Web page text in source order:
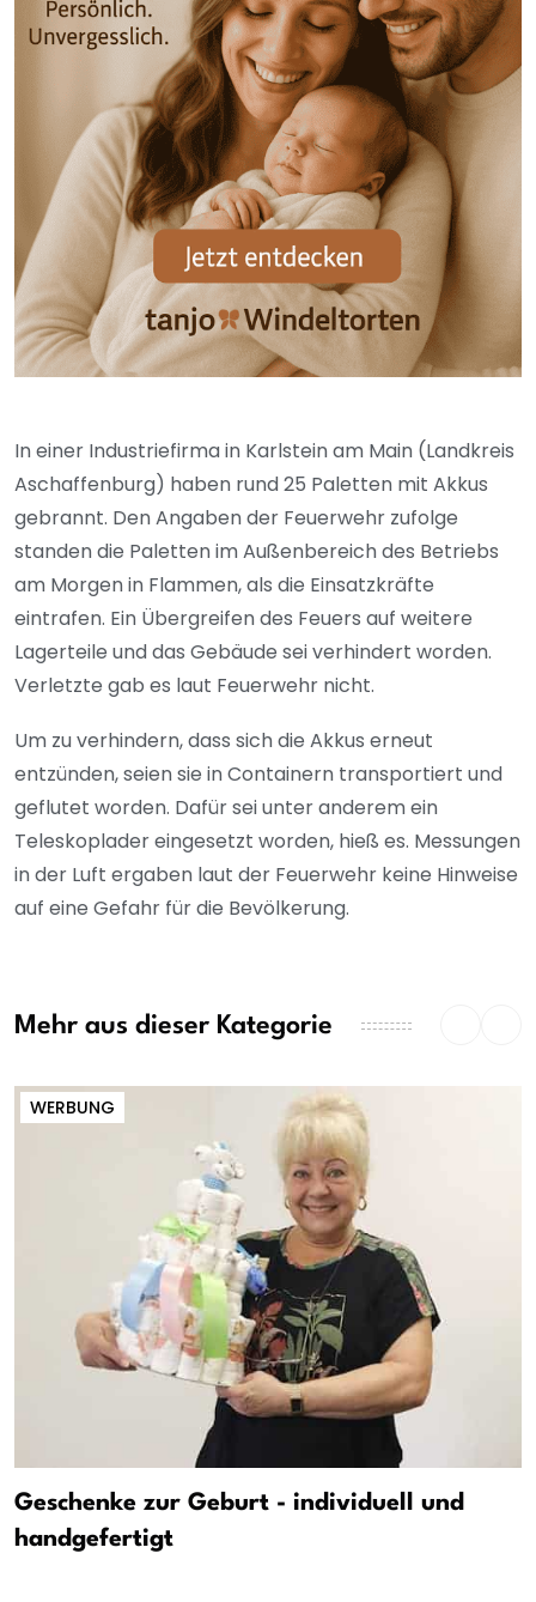
In einer Industriefirma in Karlstein am Main (Landkreis
Aschaffenburg) haben rund 25 Paletten mit Akkus
gebrannt. Den Angaben der Feuerwehr zufolge
standen die Paletten im Außenbereich des Betriebs
am Morgen in Flammen, als die Einsatzkräfte
eintrafen. Ein Übergreifen des Feuers auf weitere
Lagerteile und das Gebäude sei verhindert worden.
Verletzte gab es laut Feuerwehr nicht.
Um zu verhindern, dass sich die Akkus erneut
entzünden, seien sie in Containern transportiert und
geflutet worden. Dafür sei unter anderem ein
Teleskoplader eingesetzt worden, hieß es. Messungen
in der Luft ergaben laut der Feuerwehr keine Hinweise
auf eine Gefahr für die Bevölkerung.
Mehr aus dieser Kategorie
WERBUNG
Geschenke zur Geburt - individuell und
handgefertigt